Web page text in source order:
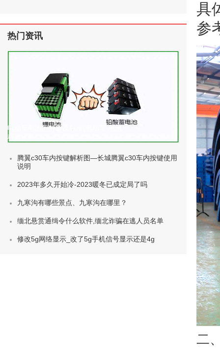
具
参
二
热门资讯
电动车电池的种类及标准(电动车 电池
种类)
腾翼c30车内按键解析图—长城腾翼c30车内按键使用
说明
2023年多久开始冷-2023暖冬已成定局了吗
九寒沟有哪些景点、九寒沟在哪里？
缅北悬赏通缉令什么软件,缅北诈骗在逃人员名单
修改5g网络显示_改了5g手机信号显示还是4g